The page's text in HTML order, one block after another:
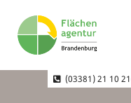
(03381) 21 10